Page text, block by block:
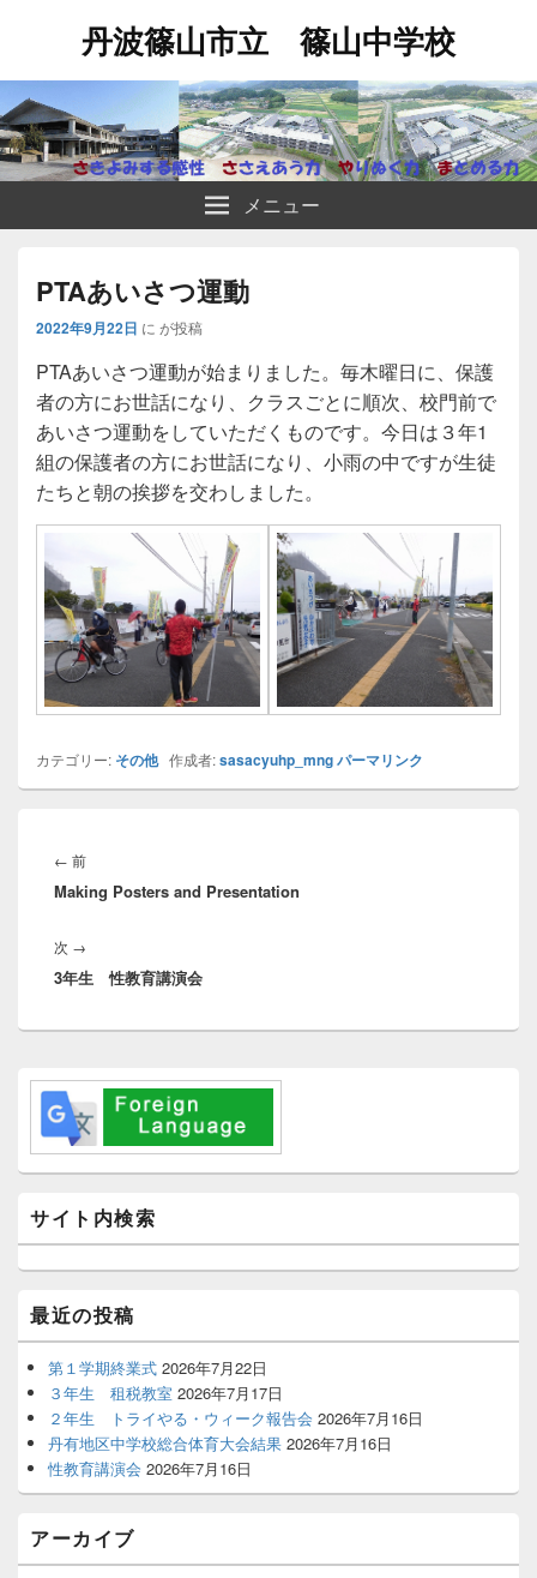
丹波篠山市立 篠山中学校
メニュー
PTAあいさつ運動
2022年9月22日 に が投稿
PTAあいさつ運動が始まりました。毎木曜日に、保護
者の方にお世話になり、クラスごとに順次、校門前で
あいさつ運動をしていただくものです。今日は３年1
組の保護者の方にお世話になり、小雨の中ですが生徒
たちと朝の挨拶を交わしました。
カテゴリー: その他作成者:sasacyuhp_mngパーマリンク
稿
ナ
ゲ
ー
シ
← 前前
の
Making Posters and Presentation
次 →
の
3年生 性教育講演会
メ
ウ
ィ
ェ
ッ
リ
ア
サイト内検索
最近の投稿
第１学期終業式 2026年7月22日
３年生 租税教室 2026年7月17日
２年生 トライやる・ウィーク報告会 2026年7月16日
丹有地区中学校総合体育大会結果 2026年7月16日
性教育講演会 2026年7月16日
アーカイブ